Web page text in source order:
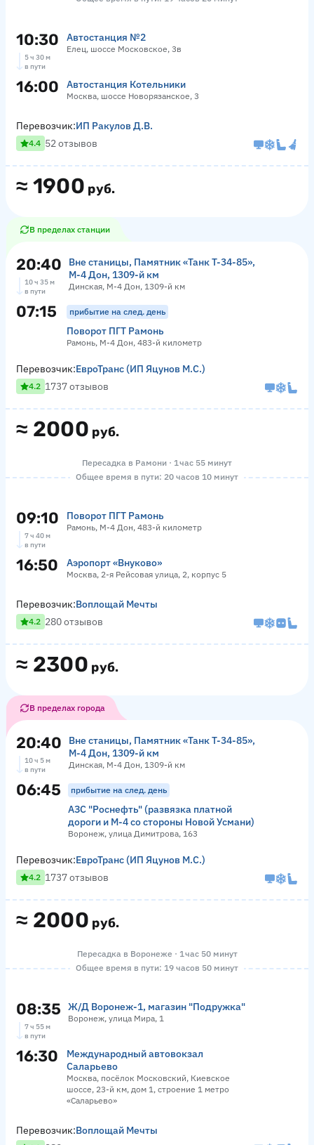
10:30 Автостанция №2
Елец, шоссе Московское, 3в
5 ч 30 м
в пути
16:00 Автостанция Котельники
Москва, шоссе Новорязанское, 3
≈ 1900 руб.
Перевозчик:ИП Ракулов Д.В.
4.4 52 отзывов
В пределах станции
20:40
Вне станицы, Памятник «‎Танк Т-34-85»,
М-4 Дон, 1309-й км
Динская, М-4 Дон, 1309-й км
10 ч 35 м
в пути
07:15 прибытие на след. день
Поворот ПГТ Рамонь
Рамонь, М-4 Дон, 483-й километр
≈ 2000 руб.
Перевозчик:ЕвроТранс (ИП Яцунов М.С.)
4.2 1737 отзывов
Пересадка в Рамони · 1 час 55 минут
Общее время в пути: 20 часов 10 минут
09:10 Поворот ПГТ Рамонь
Рамонь, М-4 Дон, 483-й километр
7 ч 40 м
в пути
16:50 Аэропорт «Внуково»
Москва, 2-я Рейсовая улица, 2, корпус 5
≈ 2300 руб.
Перевозчик:Воплощай Мечты
4.2 280 отзывов
В пределах города
20:40
Вне станицы, Памятник «‎Танк Т-34-85»,
М-4 Дон, 1309-й км
Динская, М-4 Дон, 1309-й км
10 ч 5 м
в пути
06:45 прибытие на след. день
АЗС "Роснефть" (развязка платной
дороги и М-4 со стороны Новой Усмани)
Воронеж, улица Димитрова, 163
≈ 2000 руб.
Перевозчик:ЕвроТранс (ИП Яцунов М.С.)
4.2 1737 отзывов
Пересадка в Воронеже · 1 час 50 минут
Общее время в пути: 19 часов 50 минут
08:35 Ж/Д Воронеж-1, магазин "Подружка"
Воронеж, улица Мира, 1
7 ч 55 м
в пути
16:30
Международный автовокзал
Саларьево
Москва, посёлок Московский, Киевское
шоссе, 23-й км, дом 1, строение 1 метро
«Саларьево»
Перевозчик:Воплощай Мечты